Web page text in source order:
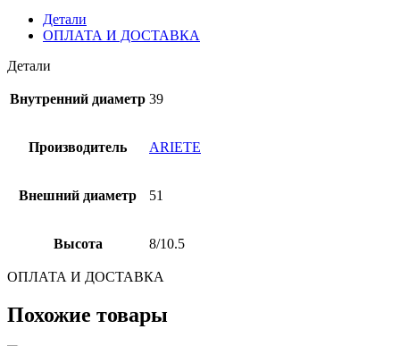
Детали
ОПЛАТА И ДОСТАВКА
Детали
Внутренний диаметр 39
Производитель ARIETE
Внешний диаметр 51
Высота 8/10.5
ОПЛАТА И ДОСТАВКА
Похожие товары